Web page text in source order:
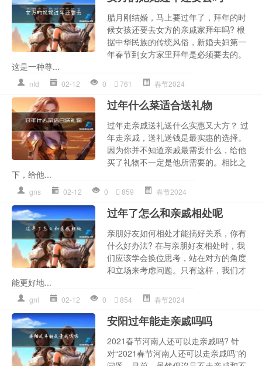
腊月刚结婚，马上要过年了，拜年的时
候女孩还要去女方的亲戚家拜年吗? 根
据中华民族的传统风俗，新婚夫妇第一
年春节到女方家里拜年是必须要去的。
这是一种尊...
nfd 02-12 0 761 春节2024
过年什么菜适合送礼物
过年走亲戚送礼送什么实惠又大方？ 过
年走亲戚，送礼送钱是最实惠的选择。
因为你并不知道亲戚最需要什么，给他
买了礼物不一定是他所需要的。相比之
下，给他...
gns 02-12 0 859 春节2024
过年了怎么和亲戚相处呢
亲朋好友如何相处才能搞好关系，你有
什么好办法? 在与亲朋好友相处时，我
们应该学会换位思考，站在对方的角度
和立场来考虑问题。只有这样，我们才
能更好地...
gnl 02-12 0 854 春节2024
安阳过年能走亲戚吗吗
2021春节河南人还可以走亲戚吗? 针
对“2021春节河南人还可以走亲戚吗”的